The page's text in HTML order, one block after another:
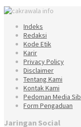
Indeks
Redaksi
Kode Etik
Karir
Privacy Policy
Disclaimer
Tentang Kami
Kontak Kami
Pedoman Media
Form Pengaduan
Jaringan Social